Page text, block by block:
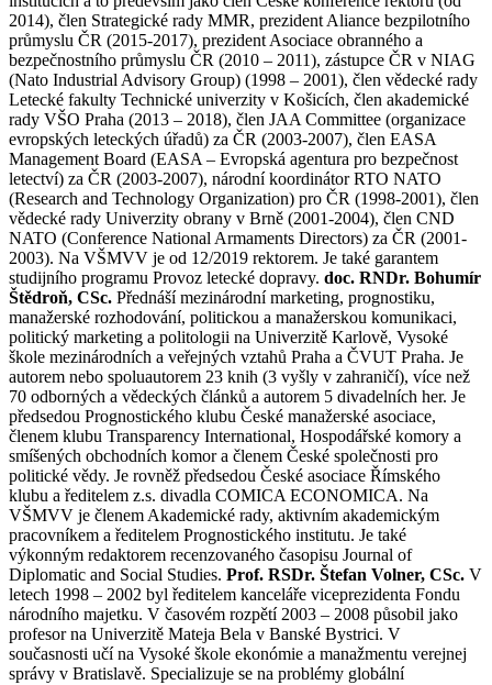
2014), člen Strategické rady MMR, prezident Aliance bezpilotního
průmyslu ČR (2015-2017), prezident Asociace obranného a
bezpečnostního průmyslu ČR (2010 – 2011), zástupce ČR v NIAG
(Nato Industrial Advisory Group) (1998 – 2001), člen vědecké rady
Letecké fakulty Technické univerzity v Košicích, člen akademické
rady VŠO Praha (2013 – 2018), člen JAA Committee (organizace
evropských leteckých úřadů) za ČR (2003-2007), člen EASA
Management Board (EASA – Evropská agentura pro bezpečnost
letectví) za ČR (2003-2007), národní koordinátor RTO NATO
(Research and Technology Organization) pro ČR (1998-2001), člen
vědecké rady Univerzity obrany v Brně (2001-2004), člen CND
NATO (Conference National Armaments Directors) za ČR (2001-
2003). Na VŠMVV je od 12/2019 rektorem. Je také garantem
studijního programu Provoz letecké dopravy. doc. RNDr. Bohumír
Štědroň, CSc. Přednáší mezinárodní marketing, prognostiku,
manažerské rozhodování, politickou a manažerskou komunikaci,
politický marketing a politologii na Univerzitě Karlově, Vysoké
škole mezinárodních a veřejných vztahů Praha a ČVUT Praha. Je
autorem nebo spoluautorem 23 knih (3 vyšly v zahraničí), více než
70 odborných a vědeckých článků a autorem 5 divadelních her. Je
předsedou Prognostického klubu České manažerské asociace,
členem klubu Transparency International, Hospodářské komory a
smíšených obchodních komor a členem České společnosti pro
politické vědy. Je rovněž předsedou České asociace Římského
klubu a ředitelem z.s. divadla COMICA ECONOMICA. Na
VŠMVV je členem Akademické rady, aktivním akademickým
pracovníkem a ředitelem Prognostického institutu. Je také
výkonným redaktorem recenzovaného časopisu Journal of
Diplomatic and Social Studies. Prof. RSDr. Štefan Volner, CSc. V
letech 1998 – 2002 byl ředitelem kanceláře viceprezidenta Fondu
národního majetku. V časovém rozpětí 2003 – 2008 působil jako
profesor na Univerzitě Mateja Bela v Banské Bystrici. V
současnosti učí na Vysoké škole ekonómie a manažmentu verejnej
správy v Bratislavě. Specializuje se na problémy globální